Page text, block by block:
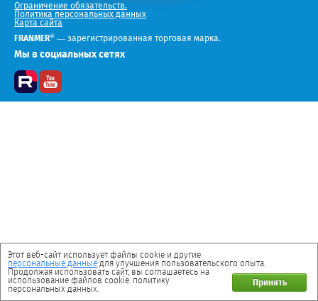
Ограничение обязательств.
Политика персональных данных
Карта сайта
FRANMER® — зарегистрированная торговая марка.
Мы в социальных сетях
Этот веб-сайт использует файлы cookie и другие
персональные данные для улучшения пользовательского опыта.
Принять
Продолжая использовать сайт, вы соглашаетесь на
использование файлов cookie. политику
персональных данных.